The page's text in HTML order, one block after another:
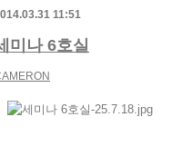
11:51
미나 6호실